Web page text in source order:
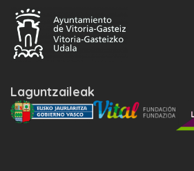
Laguntzaileak